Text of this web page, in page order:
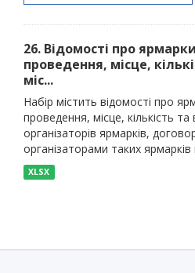
26. Відомості про
проведення, місце,
міс...
Набір містить відомості про
проведення, місце, кількість та
організаторів ярмарків,
організаторами таких ярмарків
XLSX